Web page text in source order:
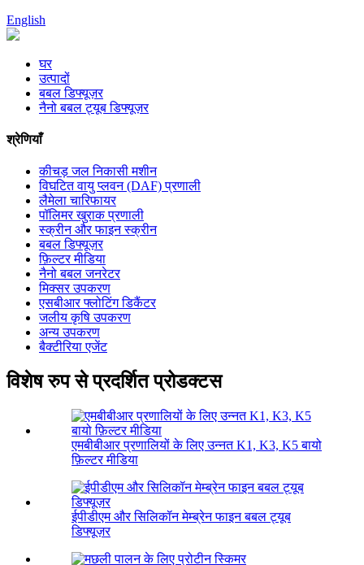
English
घर
उत्पादों
बबल डिफ्यूज़र
नैनो बबल ट्यूब डिफ्यूज़र
श्रेणियाँ
कीचड़ जल निकासी मशीन
विघटित वायु प्लवन (DAF) प्रणाली
लैमेला चारिफायर
पॉलिमर खुराक प्रणाली
स्क्रीन और फाइन स्क्रीन
बबल डिफ्यूज़र
फ़िल्टर मीडिया
नैनो बबल जनरेटर
मिक्सर उपकरण
एसबीआर फ्लोटिंग डिकैंटर
जलीय कृषि उपकरण
अन्य उपकरण
बैक्टीरिया एजेंट
विशेष रुप से प्रदर्शित प्रोडक्टस
एमबीबीआर प्रणालियों के लिए उन्नत K1, K3, K5 बायो
फ़िल्टर मीडिया
ईपीडीएम और सिलिकॉन मेम्ब्रेन फाइन बबल ट्यूब
डिफ्यूज़र